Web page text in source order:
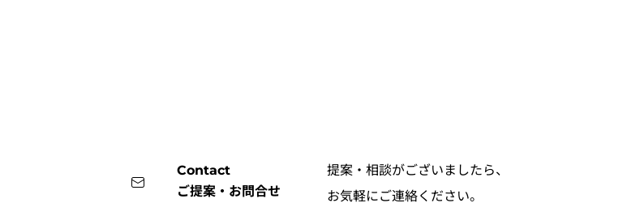
Contact
ご提案・お問合せ
提案・相談がございましたら、
お気軽にご連絡ください。